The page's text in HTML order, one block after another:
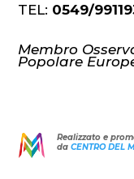
TEL: 0549/
Membro
Popolare
Realizzato e
da CENTRO DEL